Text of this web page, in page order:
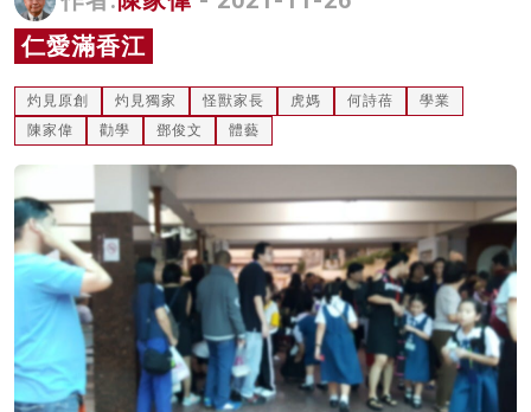
名家榜
灼見活動
關於我們
仁愛滿香江
灼見原創 灼見獨家 怪獸家長 虎媽 何詩蓓
學業
陳家偉
勸學 鄧俊文 體藝